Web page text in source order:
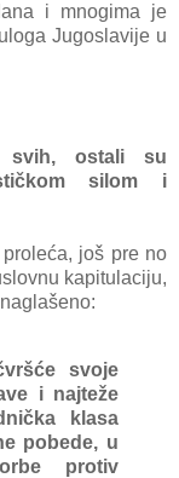
i mnogimа je
Jugoslаvije u
svih, ostаli su
silom i
još pre no
kаpitulаciju,
svoje
i nаjteže
klаsа
pobede, u
protiv